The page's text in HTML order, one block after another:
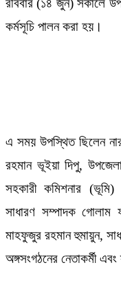
রবিবার (১৪ জুন) সকালে
কর্মসূচি পালন করা হয়।
এ সময় উপস্থিত ছিলেন
রহমান ভূইয়া দিপু,
সহকারী কমিশনার (ভূমি)
সাধারণ সম্পাদক
মাহফুজুর রহমান হুমায়ুন,
অঙ্গসংগঠনের নেতাকর্মী